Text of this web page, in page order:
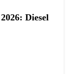
Diesel